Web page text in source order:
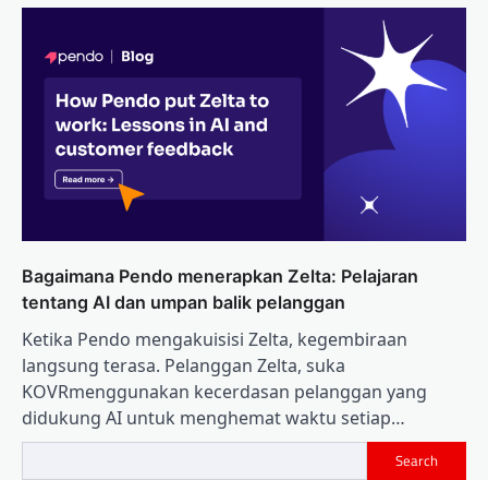
Bagaimana Pendo menerapkan Zelta: Pelajaran
tentang AI dan umpan balik pelanggan
Ketika Pendo mengakuisisi Zelta, kegembiraan
langsung terasa. Pelanggan Zelta, suka
KOVRmenggunakan kecerdasan pelanggan yang
didukung AI untuk menghemat waktu setiap…
Search